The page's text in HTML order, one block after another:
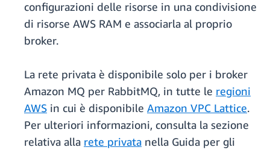
configurazioni delle risorse in una condivisione
di risorse AWS RAM e associarla al proprio
broker.
La rete privata è disponibile solo per i broker
Amazon MQ per RabbitMQ, in tutte le regioni
AWS in cui è disponibile Amazon VPC Lattice.
Per ulteriori informazioni, consulta la sezione
relativa alla rete privata nella Guida per gli